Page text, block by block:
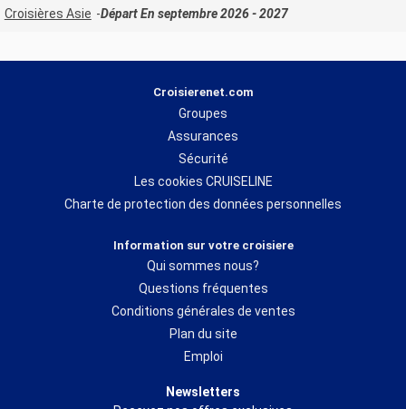
Croisières Asie
Départ En septembre 2026 - 2027
Croisierenet.com
Groupes
Assurances
Sécurité
Les cookies CRUISELINE
Charte de protection des données personnelles
Information sur votre croisiere
Qui sommes nous?
Questions fréquentes
Conditions générales de ventes
Plan du site
Emploi
Newsletters